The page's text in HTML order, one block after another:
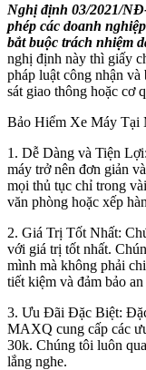
Nghị định 03/2021/
phép các doanh
bắt buộc trách nhiệm
nghị định này thì giấy
pháp luật công nhận
sát giao thông hoặc cơ
Bảo Hiểm Xe Máy Tại
1. Dễ Dàng và Tiện
máy trở nên đơn giản
mọi thủ tục chỉ trong
văn phòng hoặc xếp
2. Giá Trị Tốt Nhất:
với giá trị tốt nhất.
mình mà không phải
tiết kiệm và đảm bảo an
3. Ưu Đãi Đặc Biệt:
MAXQ cung cấp các
30k. Chúng tôi luôn
lắng nghe.